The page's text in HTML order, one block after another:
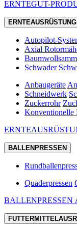
ERNTEGUT-
ERNTEAUSRÜSTUNG
Autopilot-
Axial
Schwader
Anbaugeräte
Schneidwerk
Zuckerrohr
Konventionelle
BALLENPRESSEN
Quaderpressen
BALLENPRESSEN